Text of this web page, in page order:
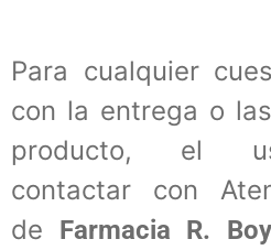
Para cualquier
con la entrega o
producto, el
contactar con
de Farmacia R.